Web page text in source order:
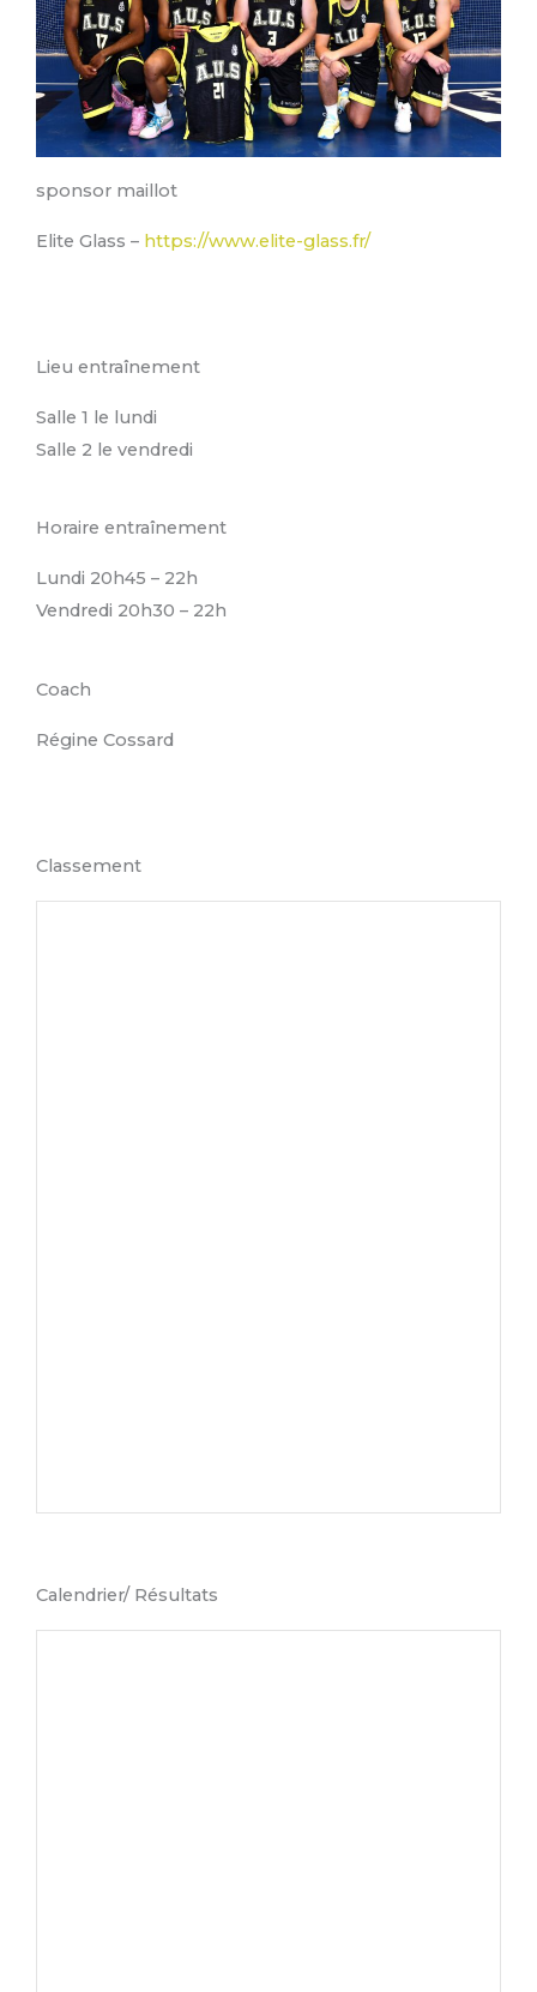
sponsor maillot
Elite Glass – https://www.elite-glass.fr/
Lieu entraînement
Salle 1 le lundi
Salle 2 le vendredi
Horaire entraînement
Lundi 20h45 – 22h
Vendredi 20h30 – 22h
Coach
Régine Cossard
Classement
Calendrier/ Résultats